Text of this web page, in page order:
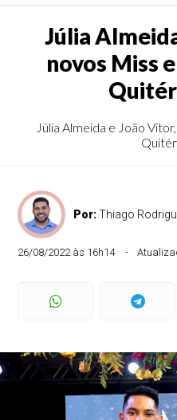
Júlia
novos Miss
Júlia Almeida e João
Por:Thiago
26/08/2022 às 16h14